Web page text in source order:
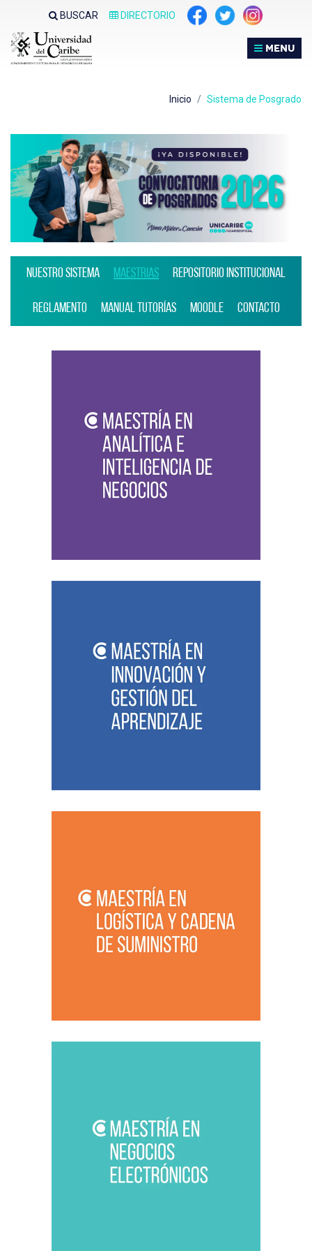
sitio
web
accesibilidad.
BUSCAR DIRECTORIO
MENU
Inicio Sistema de Posgrado
Nuestro Sistema Maestrias Repositorio Institucional
Reglamento Manual Tutorías Moodle Contacto